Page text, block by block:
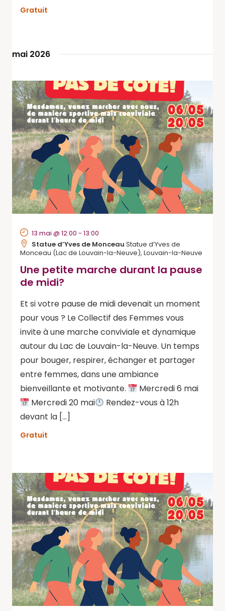
Gratuit
mai 2026
Une petite marche durant la pause
de midi?
13 mai @ 12:00 - 13:00
Statue d’Yves de Monceau Statue d’Yves de
Monceau (Lac de Louvain-la-Neuve), Louvain-la-Neuve
Et si votre pause de midi devenait un moment
pour vous ? Le Collectif des Femmes vous
invite à une marche conviviale et dynamique
autour du Lac de Louvain-la-Neuve. Un temps
pour bouger, respirer, échanger et partager
entre femmes, dans une ambiance
bienveillante et motivante.
Mercredi 6 mai
Mercredi 20 mai
Rendez-vous à 12h
devant la […]
Gratuit